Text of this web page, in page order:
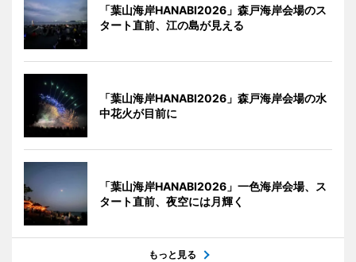
「葉山海岸HANABI2026」森戸海岸会場のス
タート直前、江の島が見える
「葉山海岸HANABI2026」森戸海岸会場の水
中花火が目前に
「葉山海岸HANABI2026」一色海岸会場、ス
タート直前、夜空には月輝く
もっと見る